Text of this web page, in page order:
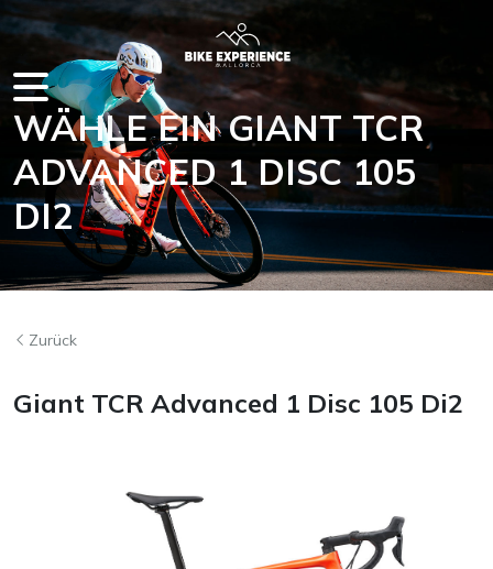
WÄHLE EIN GIANT TCR
ADVANCED 1 DISC 105
DI2AUF MALLORCA
Zurück
Giant TCR Advanced 1 Disc 105 Di2